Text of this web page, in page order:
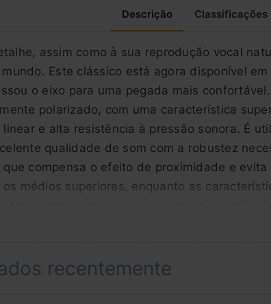
Descrição Classificações
assim como à sua reprodução vocal
Este clássico está agora disponível
o eixo para uma pegada mais
polarizado, com uma característica
e alta resistência à pressão sonora. É
qualidade de som com a robustez
compensa o efeito de proximidade e
médios superiores, enquanto as
como vocais ou instrumentos,
possível com o máximo ganho. Pára-
recentemente